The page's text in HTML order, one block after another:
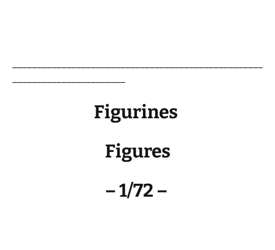
Figurines
Figures
– 1/72 –